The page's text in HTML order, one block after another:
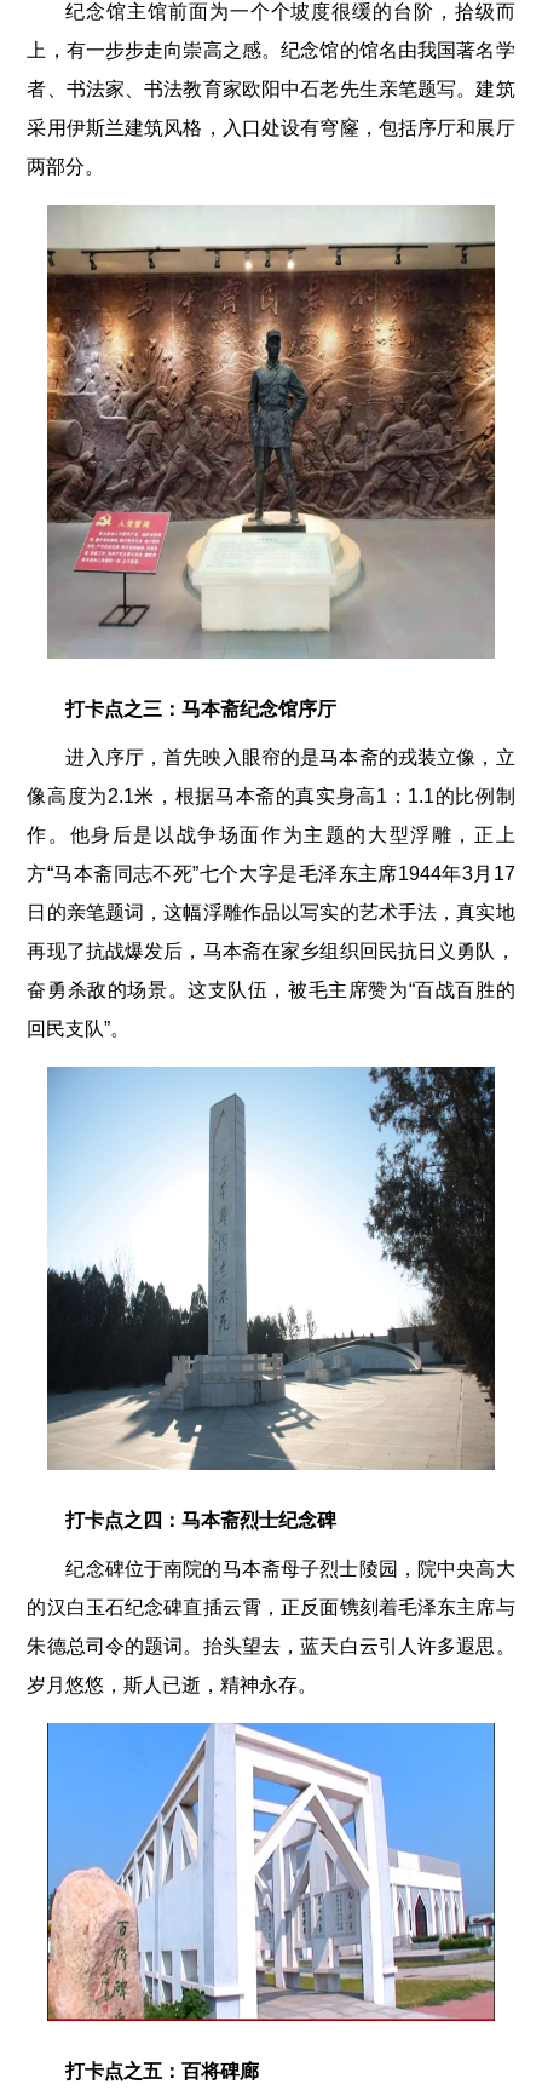
纪念馆主馆前面为一个个坡度很缓的台阶，拾级而
上，有一步步走向崇高之感。纪念馆的馆名由我国著名学
者、书法家、书法教育家欧阳中石老先生亲笔题写。建筑
采用伊斯兰建筑风格，入口处设有穹窿，包括序厅和展厅
两部分。
打卡点之三：马本斋纪念馆序厅
进入序厅，首先映入眼帘的是马本斋的戎装立像，立
像高度为2.1米，根据马本斋的真实身高1：1.1的比例制
作。他身后是以战争场面作为主题的大型浮雕，正上
方“马本斋同志不死”七个大字是毛泽东主席1944年3月17
日的亲笔题词，这幅浮雕作品以写实的艺术手法，真实地
再现了抗战爆发后，马本斋在家乡组织回民抗日义勇队，
奋勇杀敌的场景。这支队伍，被毛主席赞为“百战百胜的
回民支队”。
打卡点之四：马本斋烈士纪念碑
纪念碑位于南院的马本斋母子烈士陵园，院中央高大
的汉白玉石纪念碑直插云霄，正反面镌刻着毛泽东主席与
朱德总司令的题词。抬头望去，蓝天白云引人许多遐思。
岁月悠悠，斯人已逝，精神永存。
打卡点之五：百将碑廊